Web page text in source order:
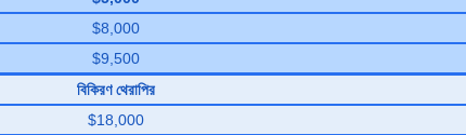
$8,000
$9,500
বিকিরণ থেরাপির
$18,000